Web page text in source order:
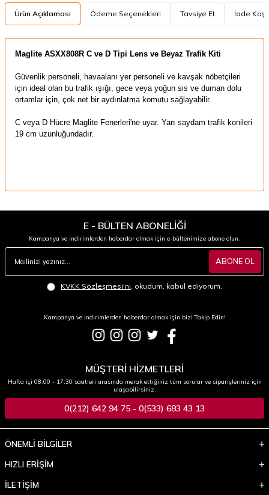
Ürün Açıklaması Ödeme Seçenekleri Tavsiye Et İade
​Maglite ASXX808R C ve D Tipi Lens ve Beyaz Trafik Kiti
Güvenlik personeli, havaalanı yer personeli ve kavşak nöbetçileri
için ideal olan bu trafik ışığı, gece veya yoğun sis ve duman dolu
ortamlar için, çok net bir aydınlatma komutu sağlayabilir.
C veya D Hücre Maglite Fenerleri'ne uyar. Yarı saydam trafik konileri
19 cm uzunluğundadır.
E - BÜLTEN ABONELİĞİ
Kampanya ve indirimlerden haberdar olmak için e-bültenimize abone olun.
ABONE OL
KVKK Sözleşmesi'ni , okudum, kabul ediyorum.
Kampanya ve indirimlerden haberdar olmak için bizi Takip Edin!
MÜŞTERİ HİZMETLERİ
Hafta içi 08:00 - 17:30 saatleri arasında merak ettiğiniz tüm sorular ve siparişleriniz için
ulaşabilirsiniz.
0(212) 642 94 75 - 0(533) 683 43 13
ÖNEMLİ BİLGİLER
HIZLI ERİŞİM
İLETİŞİM